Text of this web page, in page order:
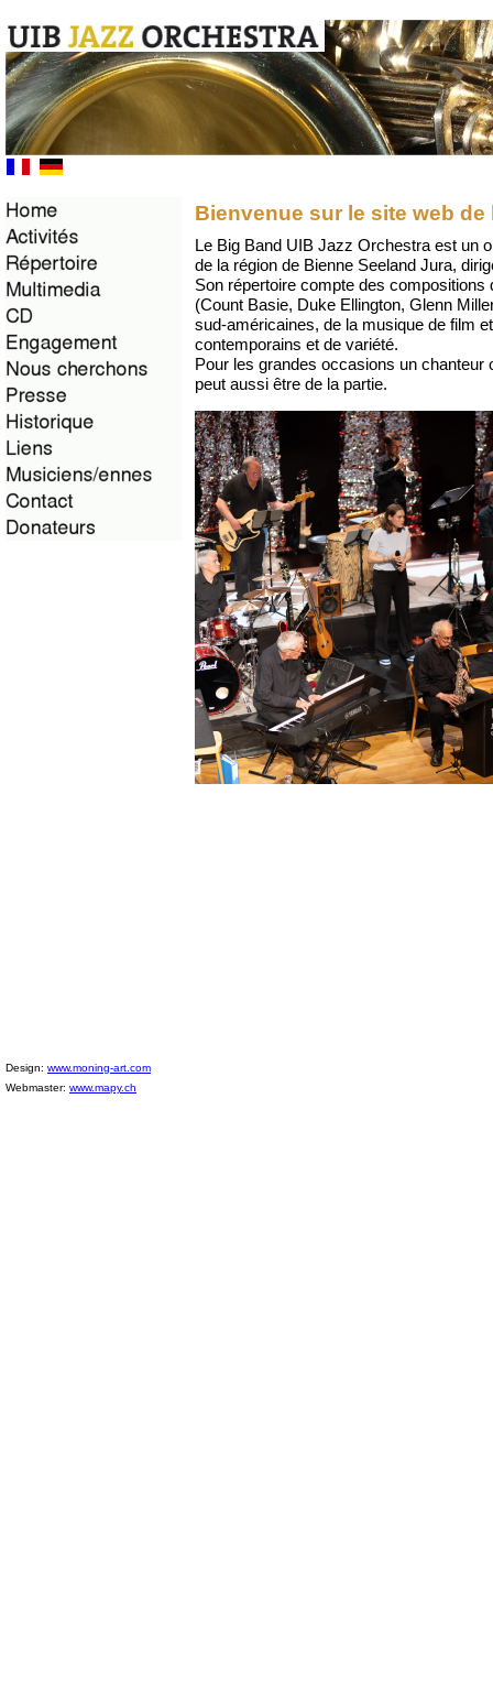
Bienvenue sur le site web de
Le Big Band UIB Jazz Orchestra est un
de la région de Bienne Seeland Jura,
Son répertoire compte des
(Count Basie, Duke Ellington, Glenn
sud-américaines, de la musique de film
contemporains et de variété.
Pour les grandes occasions un chanteur
peut aussi être de la partie.
Design: www.moning-art.com
Webmaster: www.mapy.ch